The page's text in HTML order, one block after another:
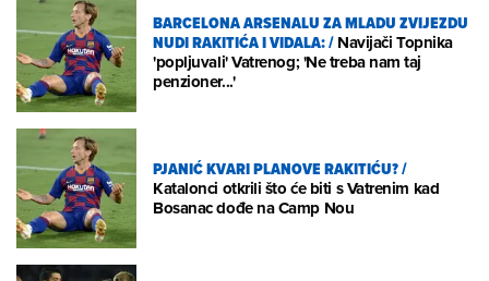
BARCELONA ARSENALU ZA MLADU ZVIJEZDU
NUDI RAKITIĆA I VIDALA:/Navijači Topnika
'popljuvali' Vatrenog; 'Ne treba nam taj
penzioner...'
PJANIĆ KVARI PLANOVE RAKITIĆU?/
Katalonci otkrili što će biti s Vatrenim kad
Bosanac dođe na Camp Nou